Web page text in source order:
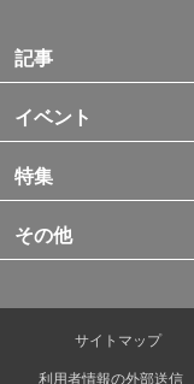
記事
イベント
特集
その他
サイトマップ
利用者情報の外部送信